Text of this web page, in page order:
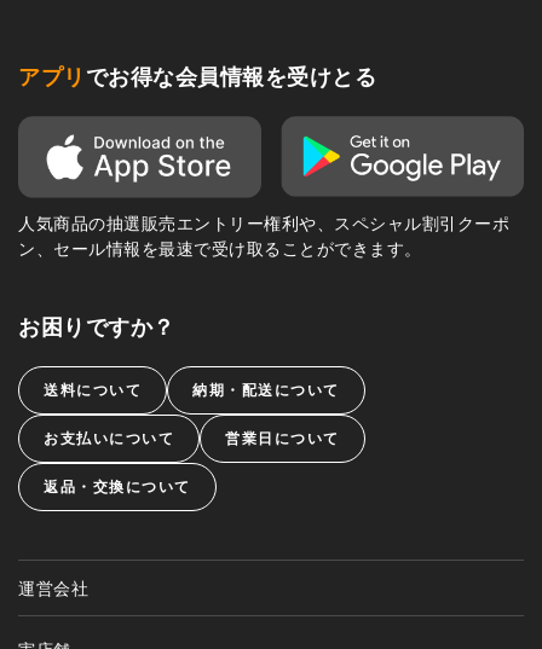
アプリ でお得な会員情報を受けとる
人気商品の抽選販売エントリー権利や、スペシャル割引クーポ
ン、セール情報を最速で受け取ることができます。
お困りですか？
送料について 納期・配送について
お支払いについて 営業日について
返品・交換について
運営会社